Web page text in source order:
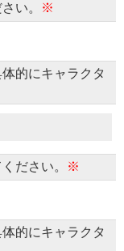
い。 ※
的にキャラクタ
ださい。 ※
的にキャラクタ